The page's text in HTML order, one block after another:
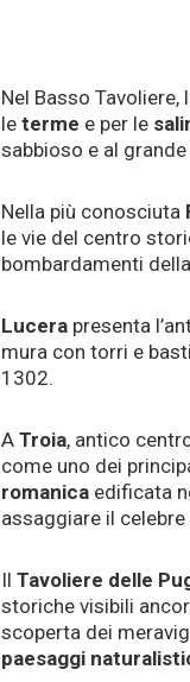
Nel Basso
le terme e per le
sabbioso e al
Nella più conosciuta
le vie del centro
bombardamenti
Lucera presenta
mura con torri e
1302.
A Troia, antico
come uno dei
romanica edificata
assaggiare il
Il Tavoliere delle
storiche visibili
scoperta dei
paesaggi